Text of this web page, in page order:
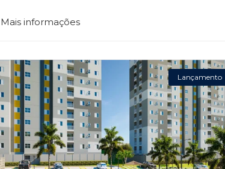
Mais informações
Lançamento